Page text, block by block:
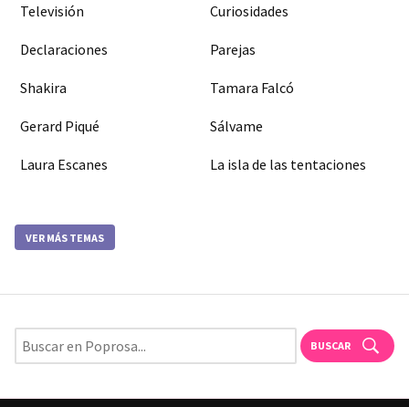
Televisión Curiosidades
Declaraciones Parejas
Shakira Tamara Falcó
Gerard Piqué Sálvame
Laura Escanes La isla de las tentaciones
VER MÁS TEMAS
BUSCAR